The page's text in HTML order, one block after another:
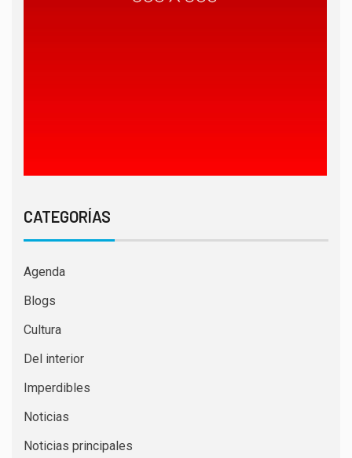
CATEGORÍAS
Agenda
Blogs
Cultura
Del interior
Imperdibles
Noticias
Noticias principales